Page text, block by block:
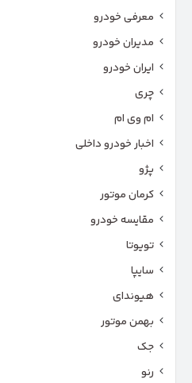
معرفی خودرو
مدیران خودرو
ایران خودرو
چری
ام وی ام
اخبار خودرو داخلی
پژو
کرمان موتور
مقایسه خودرو
تویوتا
سایپا
هیوندای
بهمن موتور
جک
رنو